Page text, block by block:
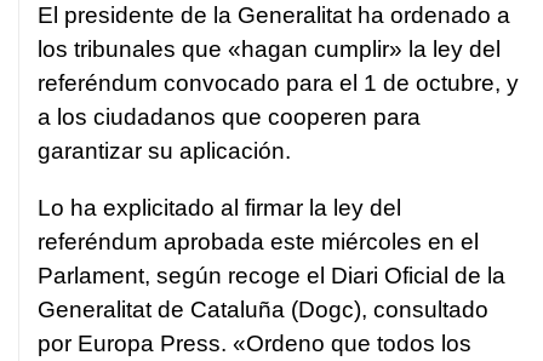
El presidente de la Generalitat ha ordenado a
los tribunales que «hagan cumplir» la ley del
referéndum convocado para el 1 de octubre, y
a los ciudadanos que cooperen para
garantizar su aplicación.
Lo ha explicitado al firmar la ley del
referéndum aprobada este miércoles en el
Parlament, según recoge el Diari Oficial de la
Generalitat de Cataluña (Dogc), consultado
por Europa Press. «Ordeno que todos los